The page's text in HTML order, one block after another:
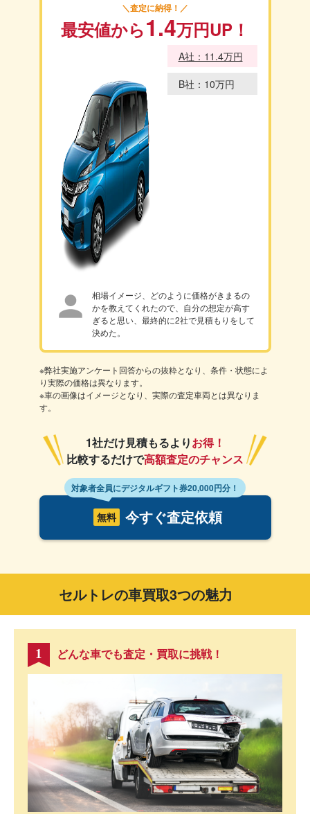
＼査定に納得！／
最安値から1.4万円UP！
A社：11.4万円
B社：10万円
相場イメージ、どのように価格がきまるの
かを教えてくれたので、自分の想定が高す
ぎると思い、最終的に2社で見積もりをして
決めた。
※弊社実施アンケート回答からの抜粋となり、条件・状態によ
り実際の価格は異なります。
※車の画像はイメージとなり、実際の査定車両とは異なりま
す。
1社だけ見積もるよりお得！
比較するだけで高額査定のチャンス
対象者全員にデジタルギフト券20,000円分！
無料 今すぐ査定依頼
セルトレの車買取3つの魅力
1 どんな車でも査定・買取に挑戦！